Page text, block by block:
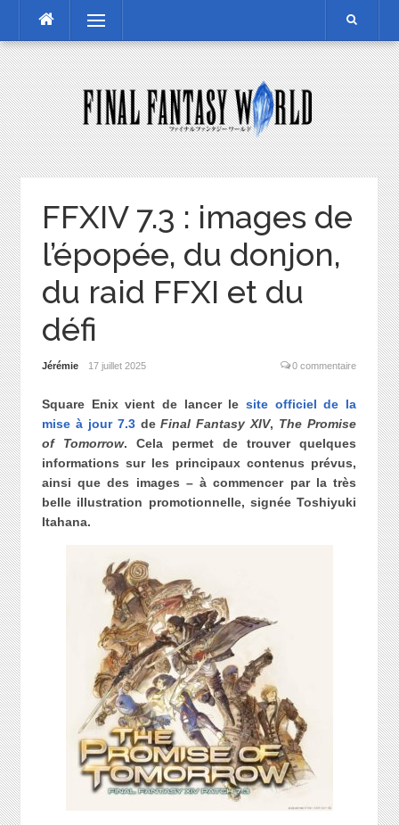
content
Menu
FFXIV 7.3 : images de
l’épopée, du donjon,
du raid FFXI et du
défi
Jérémie 17 juillet 2025 0 commentaire
Square Enix vient de lancer lesite officiel de la
mise à jour 7.3deFinal Fantasy XIV, The Promise
of Tomorrow. Cela permet de trouver quelques
informations sur les principaux contenus prévus,
ainsi que des images – à commencer par la très
belle illustration promotionnelle, signée Toshiyuki
Itahana.